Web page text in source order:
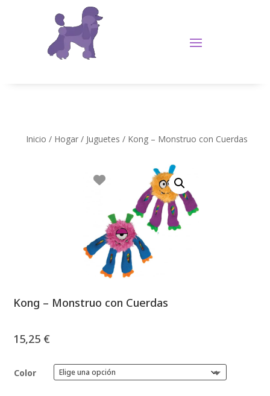
Inicio / Hogar/ Juguetes / Kong – Monstruo con Cuerdas
Kong – Monstruo con Cuerdas
15,25 €
Color